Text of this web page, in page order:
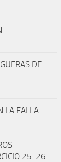
DE
LA FALLA
25-26: